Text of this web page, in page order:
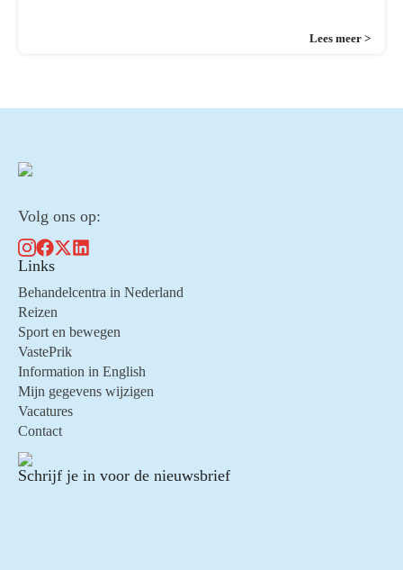
Lees meer >
Volg ons op:
Links
Behandelcentra in Nederland
Reizen
Sport en bewegen
VastePrik
Information in English
Mijn gegevens wijzigen
Vacatures
Contact
Schrijf je in voor de nieuwsbrief